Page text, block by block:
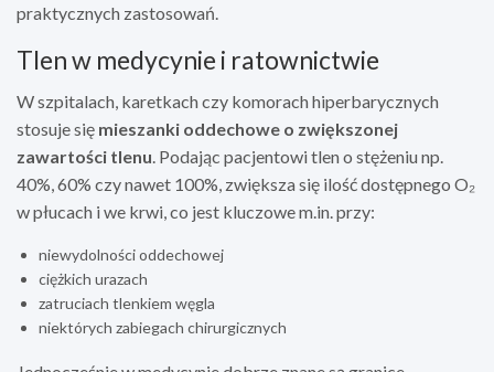
praktycznych zastosowań.
Tlen w medycynie i ratownictwie
W szpitalach, karetkach czy komorach hiperbarycznych
stosuje się mieszanki oddechowe o zwiększonej
zawartości tlenu . Podając pacjentowi tlen o stężeniu np.
40%, 60% czy nawet 100%, zwiększa się ilość dostępnego O₂
w płucach i we krwi, co jest kluczowe m.in. przy:
niewydolności oddechowej
ciężkich urazach
zatruciach tlenkiem węgla
niektórych zabiegach chirurgicznych